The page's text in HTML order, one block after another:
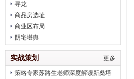
寻龙
商品房选址
商业区布局
阴宅堪舆
更多
实战策划
策略专家苏路生老师深度解读新桑塔